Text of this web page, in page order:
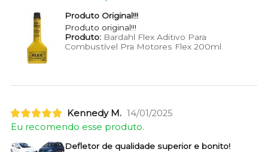
Produto Original!!!
Produto original!!!
Produto:Bardahl Flex Aditivo Para
Combustível Pra Motores Flex 200ml
Kennedy M. 14/01/2025
Eu recomendo esse produto.
Defletor de qualidade superior e bonito!